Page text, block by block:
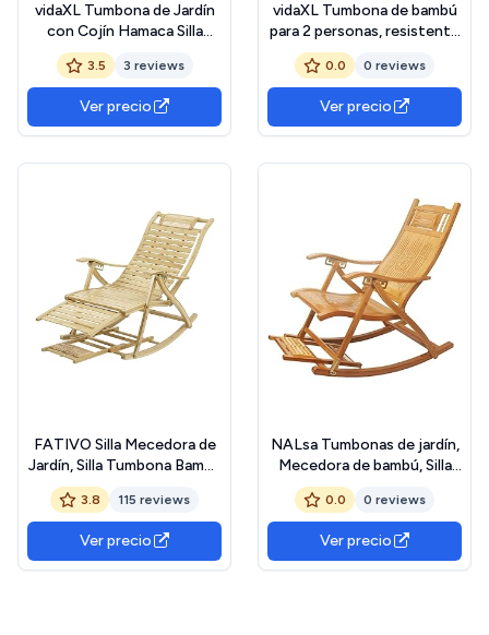
vidaXL Tumbona de Jardín
con Cojín Hamaca Silla
Asiento Patio Terraza
Balcón Exterior Piscina
Playa Cama Plegable
Ajustable Robusta Bambú
3.5 3 reviews
Ver precio
vidaXL Tumbona de bambú
para 2 personas, resistente
a la intemperie, 3
posiciones ajustables,
tumbona para exteriores,
tumbona reclinable junto a
la piscina, tumbona para
0.0 0 reviews
Ver precio
FATIVO Silla Mecedora de
Jardín, Silla Tumbona Bambú
Sillón Reclinable de Bambú
Plegable con Reposapiés y
Masaje de Pies 5 Posición
Ajustable para Terraza
Balcón Jardín Patio
3.8 115 reviews
Ver precio
NALsa Tumbonas de jardín,
Mecedora de bambú, Silla
Plegable, Mecedora de
Madera de bambú con
Masaje de pies
0.0 0 reviews
Ver precio